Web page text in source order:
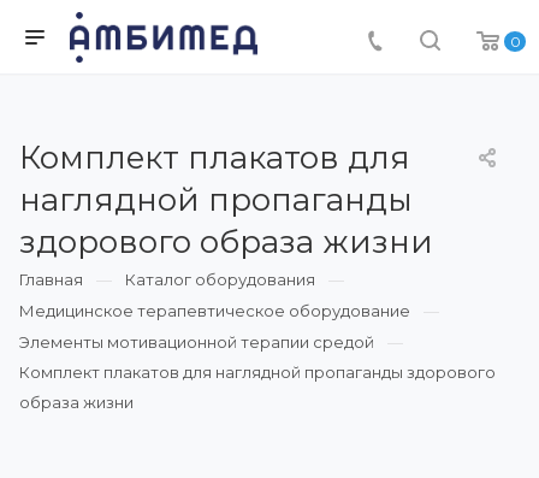
0
Комплект плакатов для
наглядной пропаганды
здорового образа жизни
Главная
Каталог оборудования
Медицинское терапевтическое оборудование
Элементы мотивационной терапии средой
Комплект плакатов для наглядной пропаганды здорового
образа жизни